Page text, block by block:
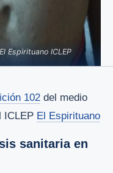
Espirituano ICLEP
102 del medio
ICLEP El Espirituano
sanitaria en